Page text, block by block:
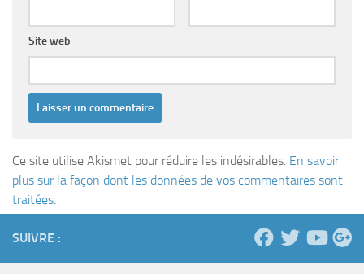
Site web
Ce site utilise Akismet pour réduire les indésirables. En savoir
plus sur la façon dont les données de vos commentaires sont
traitées.
SUIVRE :